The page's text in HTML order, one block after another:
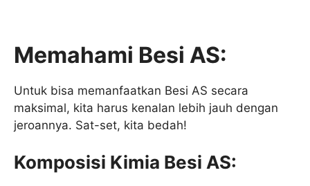
Memahami Besi AS:
Untuk bisa memanfaatkan Besi AS secara
maksimal, kita harus kenalan lebih jauh dengan
jeroannya. Sat-set, kita bedah!
Komposisi Kimia Besi AS: